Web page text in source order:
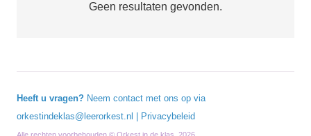
Geen resultaten gevonden.
Heeft u vragen? Neem contact met ons op via
orkestindeklas@leerorkest.nl
Privacybeleid